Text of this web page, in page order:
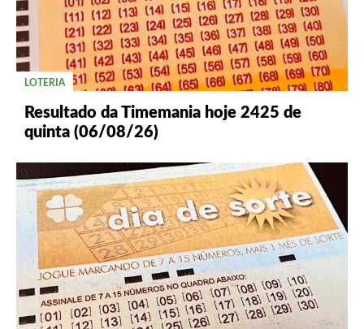
LOTERIA
Resultado da Timemania hoje 2425 de
quinta (06/08/26)